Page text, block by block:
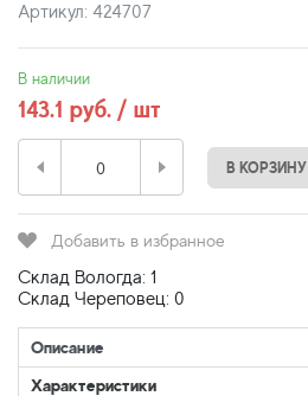
Артикул: 424707
В наличии
143.1 руб. / шт
В КОРЗИНУ
Добавить в избранное
Склад Вологда: 1
Склад Череповец: 0
Описание
Характеристики